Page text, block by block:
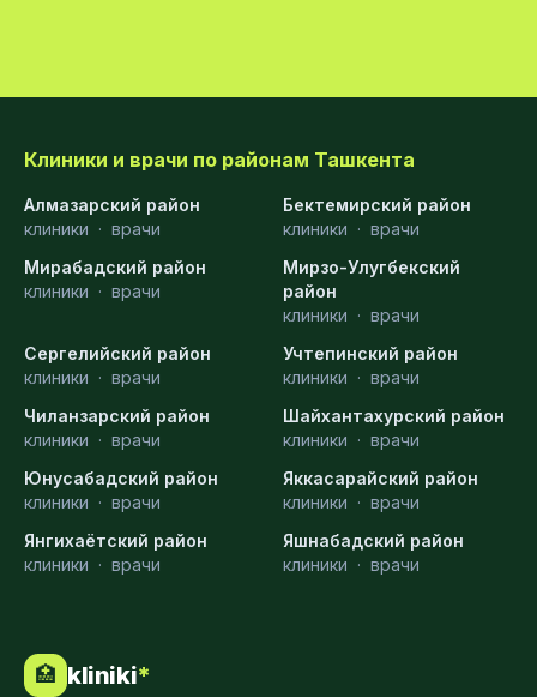
Клиники и врачи по районам Ташкента
Алмазарский район
клиники · врачи
Бектемирский район
клиники · врачи
Мирабадский район
клиники · врачи
Мирзо-Улугбекский
район
клиники · врачи
Сергелийский район
клиники · врачи
Учтепинский район
клиники · врачи
Чиланзарский район
клиники · врачи
Шайхантахурский район
клиники · врачи
Юнусабадский район
клиники · врачи
Яккасарайский район
клиники · врачи
Янгихаётский район
клиники · врачи
Яшнабадский район
клиники · врачи
🏥 kliniki*